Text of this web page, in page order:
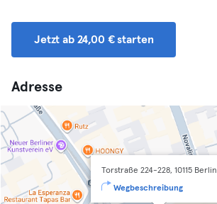
Jetzt ab 24,00 € starten
Adresse
Torstraße 224-228, 10115 Berlin
Wegbeschreibung